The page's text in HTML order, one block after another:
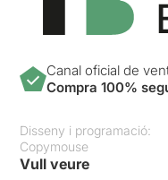
Canal oficial de
Compra 100%
Disseny i programació:
Copymouse
Vull veure